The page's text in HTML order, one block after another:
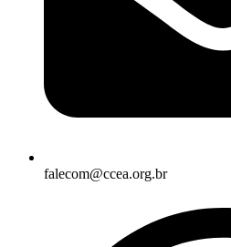
falecom@ccea.org.br